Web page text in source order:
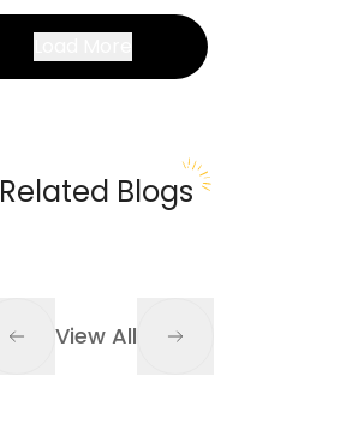
Related Blogs
View All